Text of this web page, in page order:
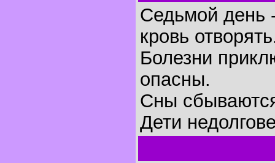
Седьмой день
кровь
Болезни
опасны.
Сны
Дети